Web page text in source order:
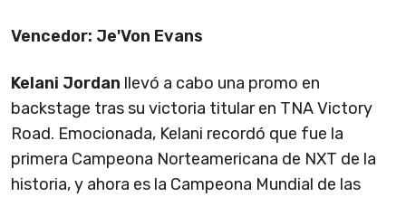
Vencedor: Je'Von Evans
Kelani Jordan llevó a cabo una promo en
backstage tras su victoria titular en TNA Victory
Road. Emocionada, Kelani recordó que fue la
primera Campeona Norteamericana de NXT de la
historia, y ahora es la Campeona Mundial de las